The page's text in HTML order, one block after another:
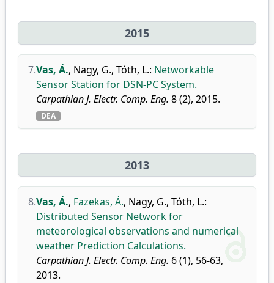
2015
7.Vas, Á., Nagy, G., Tóth, L.: Networkable
Sensor Station for DSN-PC System.
Carpathian J. Electr. Comp. Eng. 8 (2), 2015.
DEA
2013
8.Vas, Á., Fazekas, Á., Nagy, G., Tóth, L.:
Distributed Sensor Network for
meteorological observations and numerical
weather Prediction Calculations.
Carpathian J. Electr. Comp. Eng. 6 (1), 56-63,
2013.